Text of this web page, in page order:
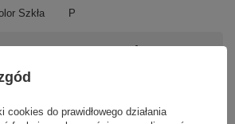
Szkła P
Masz pytania?
niezwłocznie,
publikując
do prawidłowego działania